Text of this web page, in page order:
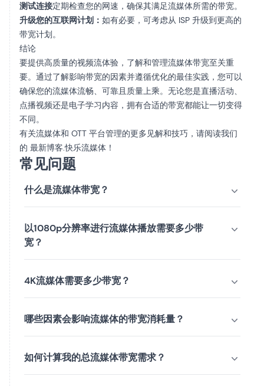
测试连接定期检查您的网速，确保其满足流媒体所需的带宽。
升级您的互联网计划： 如有必要，可考虑从 ISP 升级到更高的
带宽计划。
结论
要提供高质量的视频流体验，了解和管理流媒体带宽至关重
要。通过了解影响带宽的因素并遵循优化的最佳实践，您可以
确保您的流媒体流畅、可靠且质量上乘。无论您是直播活动、
点播视频还是电子学习内容，拥有合适的带宽都能让一切变得
不同。
有关流媒体和 OTT 平台管理的更多见解和技巧，请阅读我们
的 最新博客.快乐流媒体！
常见问题
什么是流媒体带宽？
以1080p分辨率进行流媒体播放需要多少带
宽？
4K流媒体需要多少带宽？
哪些因素会影响流媒体的带宽消耗量？
如何计算我的总流媒体带宽需求？